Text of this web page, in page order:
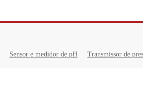
Sensor e medidor de pH Transmissor de